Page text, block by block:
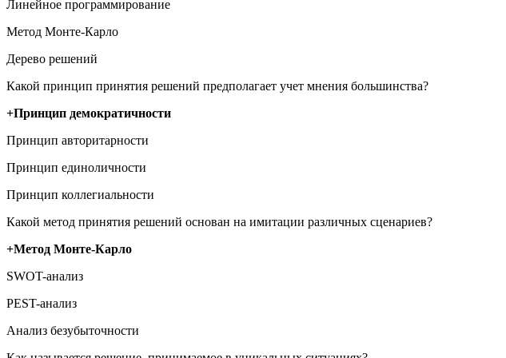
Линейное программирование
Метод Монте-Карло
Дерево решений
Какой принцип принятия решений предполагает учет мнения большинства?
+Принцип демократичности
Принцип авторитарности
Принцип единоличности
Принцип коллегиальности
Какой метод принятия решений основан на имитации различных сценариев?
+Метод Монте-Карло
SWOT-анализ
PEST-анализ
Анализ безубыточности